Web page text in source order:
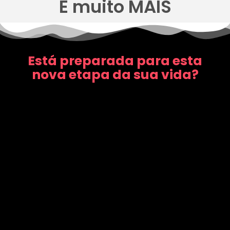
E muito MAIS
Está preparada para esta
nova etapa da sua vida?